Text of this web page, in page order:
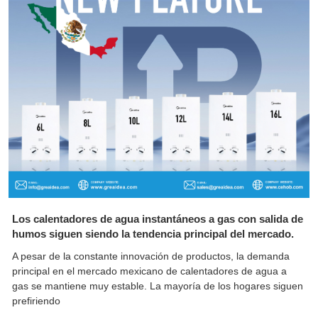
Los calentadores de agua instantáneos a gas con salida de
humos siguen siendo la tendencia principal del mercado.
A pesar de la constante innovación de productos, la demanda
principal en el mercado mexicano de calentadores de agua a
gas se mantiene muy estable. La mayoría de los hogares siguen
prefiriendo